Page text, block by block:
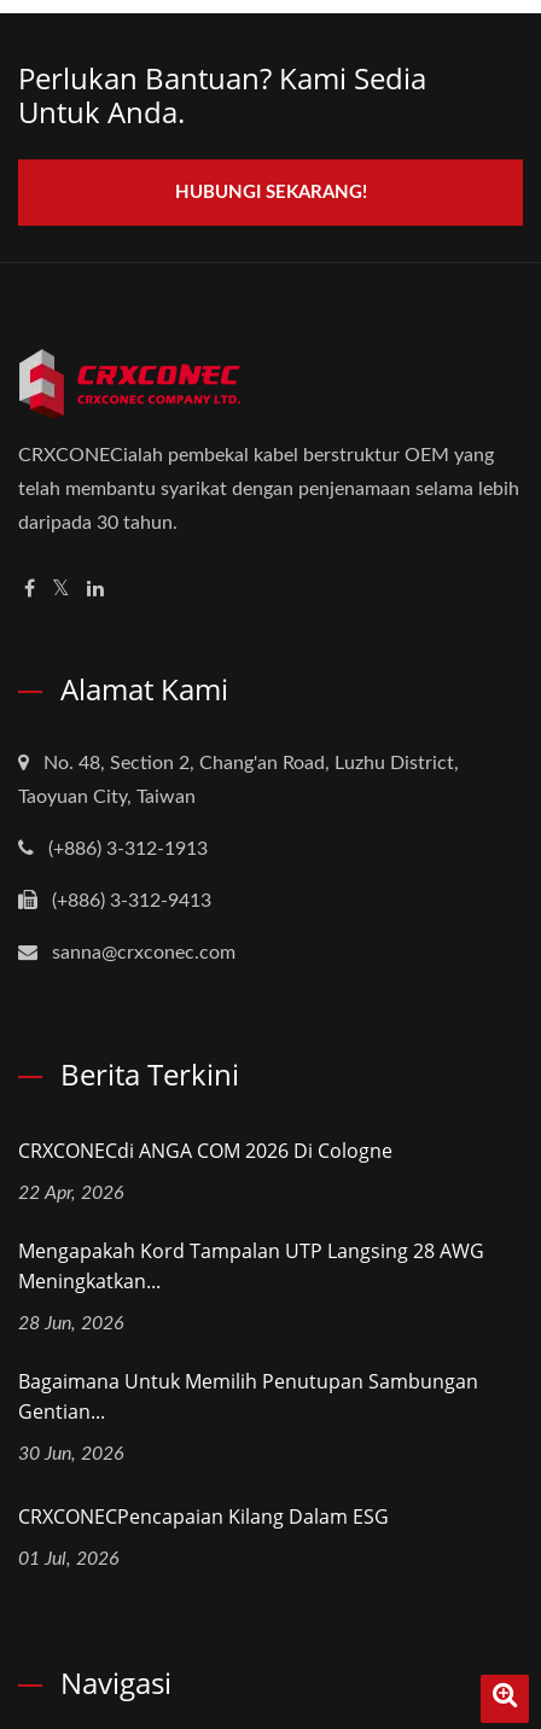
Perlukan Bantuan? Kami Sedia
Untuk Anda.
HUBUNGI SEKARANG!
CRXCONECialah pembekal kabel berstruktur OEM yang
telah membantu syarikat dengan penjenamaan selama lebih
daripada 30 tahun.
Alamat Kami
No. 48, Section 2, Chang'an Road, Luzhu District,
Taoyuan City, Taiwan
(+886) 3-312-1913
(+886) 3-312-9413
sanna@crxconec.com
Berita Terkini
CRXCONECdi ANGA COM 2026 Di Cologne
22 Apr, 2026
Mengapakah Kord Tampalan UTP Langsing 28 AWG
Meningkatkan...
28 Jun, 2026
Bagaimana Untuk Memilih Penutupan Sambungan
Gentian...
30 Jun, 2026
CRXCONECPencapaian Kilang Dalam ESG
01 Jul, 2026
Navigasi